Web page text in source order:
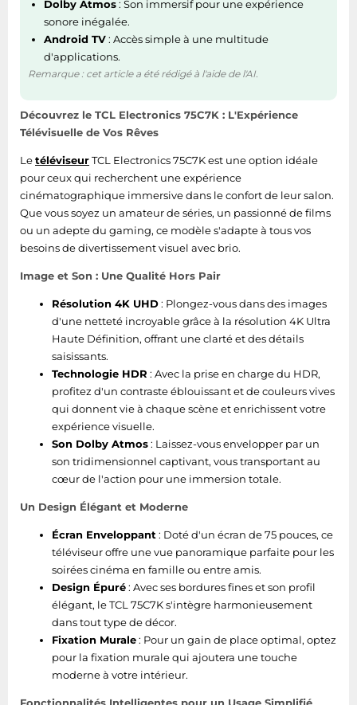
Largeur appareil
(support inclus)
Contenu de l'emballage
Barre de son
comprise
Support de bureau Oui
Type de
télécommande
RC833A
Télécommande
Autres caractéristiques
Ne contient pas Mercure
Certifié DLNA
(Digital Living New-
York Alliance)
Oui
Période de garantie 2 année(s)
Longueur du câble 2 m
Technologie de
couleur par points
Quantum
Oui
Piles fournies Oui
Informations sur l'emballage
Largeur du colis 1850 mm
Dolby Atmos: Son immersif pour une expérience
sonore inégalée.
Android TV: Accès simple à une multitude
d'applications.
Remarque : cet article a été rédigé à l'aide de l'AI.
Découvrez le TCL Electronics 75C7K : L'Expérience
Télévisuelle de Vos Rêves
LetéléviseurTCL Electronics 75C7K est une option idéale
pour ceux qui recherchent une expérience
cinématographique immersive dans le confort de leur salon.
Que vous soyez un amateur de séries, un passionné de films
ou un adepte du gaming, ce modèle s'adapte à tous vos
besoins de divertissement visuel avec brio.
Image et Son : Une Qualité Hors Pair
Résolution 4K UHD: Plongez-vous dans des images
d'une netteté incroyable grâce à la résolution 4K Ultra
Haute Définition, offrant une clarté et des détails
saisissants.
Technologie HDR : Avec la prise en charge du HDR,
profitez d'un contraste éblouissant et de couleurs vives
qui donnent vie à chaque scène et enrichissent votre
expérience visuelle.
Son Dolby Atmos: Laissez-vous envelopper par un
son tridimensionnel captivant, vous transportant au
cœur de l'action pour une immersion totale.
Un Design Élégant et Moderne
Écran Enveloppant : Doté d'un écran de 75 pouces, ce
téléviseur offre une vue panoramique parfaite pour les
soirées cinéma en famille ou entre amis.
Design Épuré: Avec ses bordures fines et son profil
élégant, le TCL 75C7K s'intègre harmonieusement
dans tout type de décor.
Fixation Murale: Pour un gain de place optimal, optez
pour la fixation murale qui ajoutera une touche
moderne à votre intérieur.